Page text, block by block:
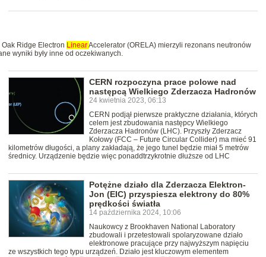
Ridge Electron LinearAccelerator (ORELA) mierzyli rezonans neutronów
wyniki były inne od oczekiwanych.
CERN rozpoczyna prace polowe nad
następcą Wielkiego Zderzacza Hadronów
24 kwietnia 2023, 06:13
CERN podjął pierwsze praktyczne działania, których
celem jest zbudowania następcy Wielkiego
Zderzacza Hadronów (LHC). Przyszły Zderzacz
Kołowy (FCC – Future Circular Collider) ma mieć 91
kilometrów długości, a plany zakładają, że jego tunel będzie miał 5 metrów
średnicy. Urządzenie będzie więc ponaddtrzykrotnie dłuższe od LHC
Potężne działo dla Zderzacza Elektron-
Jon (EIC) przyspiesza elektrony do 80%
prędkości światła
14 października 2024, 10:06
Naukowcy z Brookhaven National Laboratory
zbudowali i przetestowali spolaryzowane działo
elektronowe pracujące przy najwyższym napięciu
ze wszystkich tego typu urządzeń. Działo jest kluczowym elementem